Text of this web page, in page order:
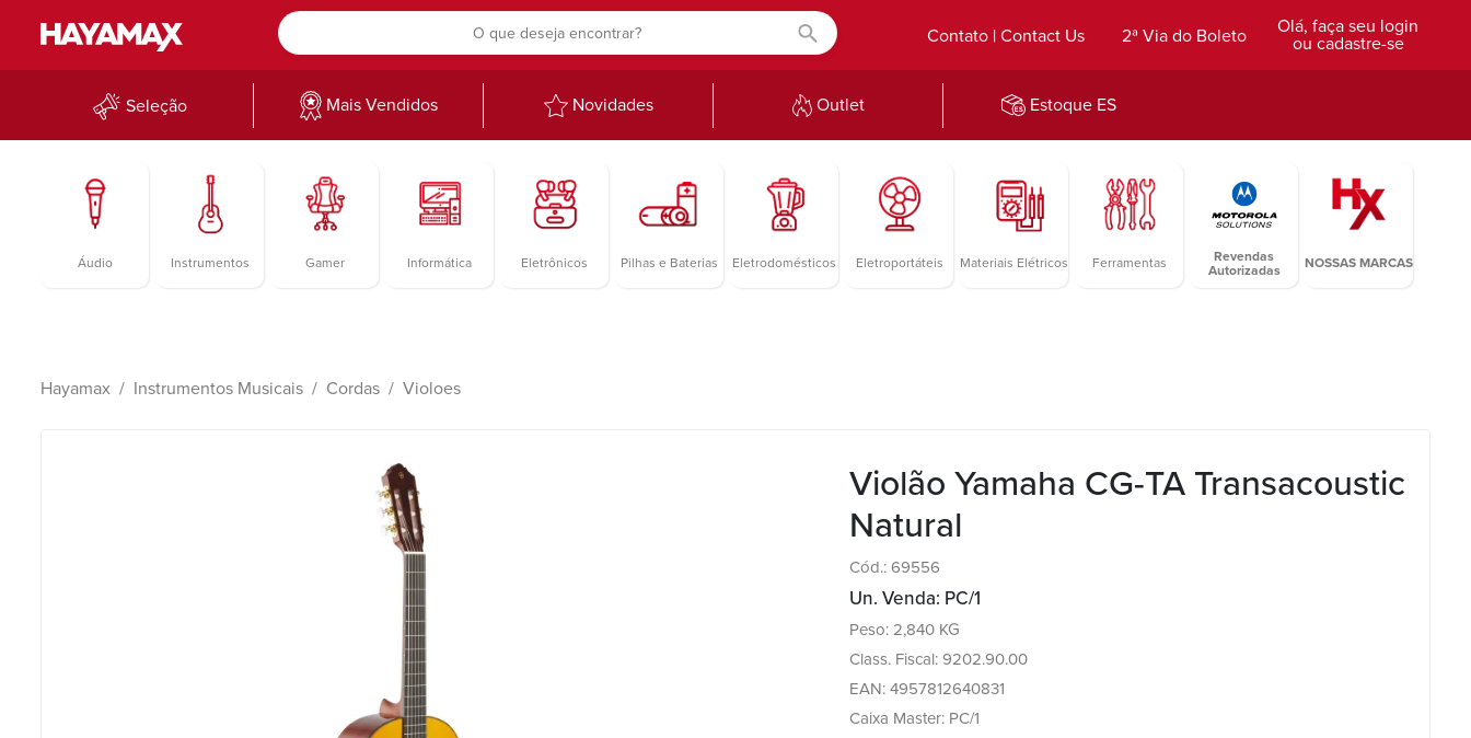
Olá, faça seu login
ou cadastre-se
2ª Via do Boleto
Contato | Contact Us
Seleção Mais Vendidos Novidades Outlet Estoque ES
Áudio Instrumentos Gamer Informática Eletrônicos Pilhas e Baterias Eletrodomésticos Eletroportáteis Materiais Elétricos Ferramentas
Revendas
Autorizadas
NOSSAS MARCAS
Hayamax Instrumentos Musicais Cordas Violoes
Violão Yamaha CG-TA Transacoustic
Natural
Cód.: 69556
Un. Venda: PC/1
Peso: 2,840 KG
Class. Fiscal: 9202.90.00
EAN: 4957812640831
Caixa Master: PC/1